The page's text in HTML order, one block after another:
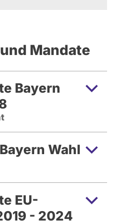
Mandate
Bayern
Wahl
EU-
- 2024